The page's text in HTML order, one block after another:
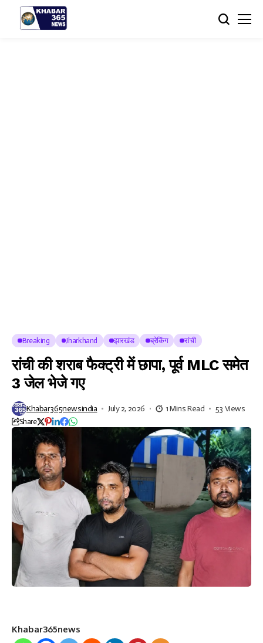
Breaking Jharkhand झारखंड ब्रेकिंग रांची
रांची की शराब फैक्ट्री में छापा, पूर्व MLC समेत
3 जेल भेजे गए
Khabar365newsindia July 2, 2026 1 Mins Read 53 Views
Share
Khabar365news